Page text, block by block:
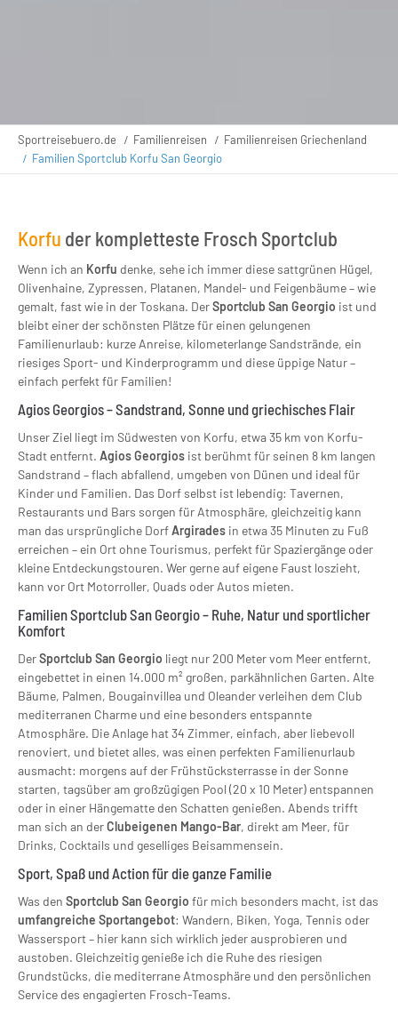
Sportreisebuero.de Familienreisen
Familienreisen Griechenland
Familien Sportclub Korfu San Georgio
Korfu der kompletteste Frosch Sportclub
Wenn ich an Korfu denke, sehe ich immer diese sattgrünen Hügel,
Olivenhaine, Zypressen, Platanen, Mandel- und Feigenbäume – wie
gemalt, fast wie in der Toskana. DerSportclub San Georgio ist und
bleibt einer der schönsten Plätze für einen gelungenen
Familienurlaub: kurze Anreise, kilometerlange Sandstrände, ein
riesiges Sport- und Kinderprogramm und diese üppige Natur –
einfach perfekt für Familien!
Agios Georgios – Sandstrand, Sonne und griechisches Flair
Unser Ziel liegt im Südwesten von Korfu, etwa 35 km von Korfu-
Stadt entfernt. Agios Georgios ist berühmt für seinen 8 km langen
Sandstrand – flach abfallend, umgeben von Dünen und ideal für
Kinder und Familien. Das Dorf selbst ist lebendig: Tavernen,
Restaurants und Bars sorgen für Atmosphäre, gleichzeitig kann
man das ursprüngliche DorfArgirades in etwa 35 Minuten zu Fuß
erreichen – ein Ort ohne Tourismus, perfekt für Spaziergänge oder
kleine Entdeckungstouren. Wer gerne auf eigene Faust loszieht,
kann vor Ort Motorroller, Quads oder Autos mieten.
Familien Sportclub San Georgio – Ruhe, Natur und sportlicher
Komfort
DerSportclub San Georgio liegt nur 200 Meter vom Meer entfernt,
eingebettet in einen 14.000 m² großen, parkähnlichen Garten. Alte
Bäume, Palmen, Bougainvillea und Oleander verleihen dem Club
mediterranen Charme und eine besonders entspannte
Atmosphäre. Die Anlage hat 34 Zimmer, einfach, aber liebevoll
renoviert, und bietet alles, was einen perfekten Familienurlaub
ausmacht: morgens auf der Frühstücksterrasse in der Sonne
starten, tagsüber am großzügigen Pool (20 x 10 Meter) entspannen
oder in einer Hängematte den Schatten genießen. Abends trifft
man sich an derClubeigenen Mango-Bar, direkt am Meer, für
Drinks, Cocktails und geselliges Beisammensein.
Sport, Spaß und Action für die ganze Familie
Was den Sportclub San Georgio für mich besonders macht, ist das
umfangreiche Sportangebot: Wandern, Biken, Yoga, Tennis oder
Wassersport – hier kann sich wirklich jeder ausprobieren und
austoben. Gleichzeitig genieße ich die Ruhe des riesigen
Grundstücks, die mediterrane Atmosphäre und den persönlichen
Service des engagierten Frosch-Teams.